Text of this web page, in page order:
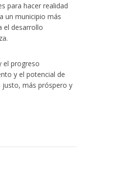
para hacer realidad
un municipio más
el desarrollo
el progreso
y el potencial de
justo, más próspero y